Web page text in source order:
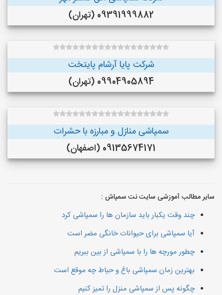
09391999882 (تهران)
شرکت پایا آرشام پایتخت
09904905894 (تهران)
سمپاشی منازل و مبارزه با حشرات
09135674171 (اصفهان)
سایر مطالب آموزشی سایت نت سمپاش :
چند وقت یکبار باید سازمان ها را سمپاشی کرد
آیا سمپاشی برای حیوانات خانگی مضر است
چطور مورچه ها را با سمپاشی از بین ببریم
بهترین زمان سمپاشی باغ و حیاط چه موقع است
چگونه پس از سمپاشی منزل را تمیز کنیم